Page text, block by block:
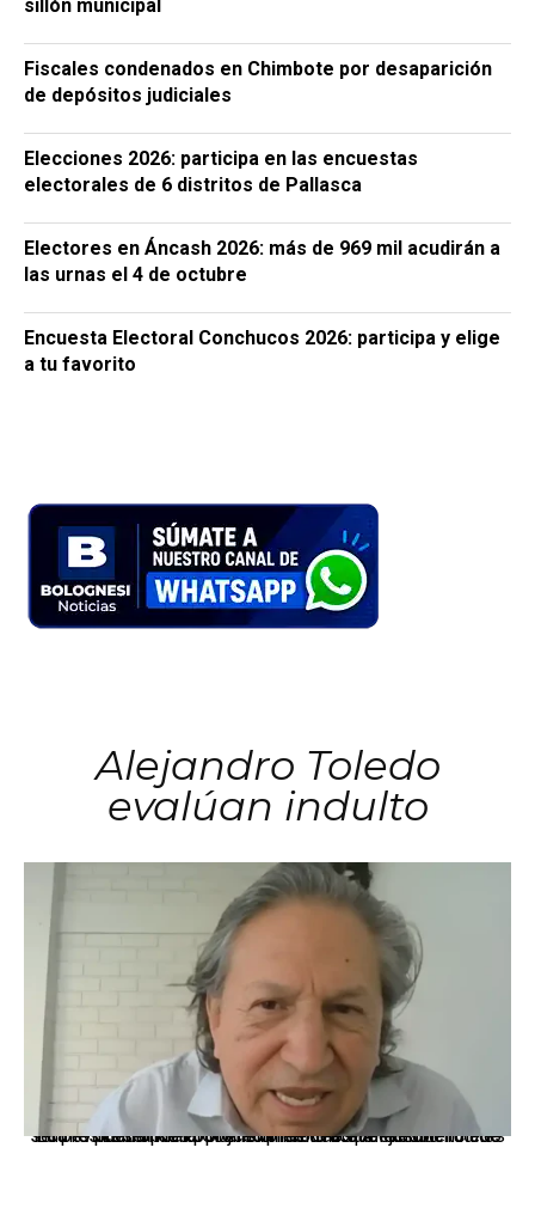
sillón municipal
Fiscales condenados en Chimbote por desaparición
de depósitos judiciales
Elecciones 2026: participa en las encuestas
electorales de 6 distritos de Pallasca
Electores en Áncash 2026: más de 969 mil acudirán a
las urnas el 4 de octubre
Encuesta Electoral Conchucos 2026: participa y elige
a tu favorito
Alejandro Toledo
evalúan indulto
La presidenta Keiko Fujimori informó que la solicitud de indulto presentada por el expresidente Alejandro Toledo será evaluada por la Comisión de Gracias Presidenciales conforme al procedimiento establecido.